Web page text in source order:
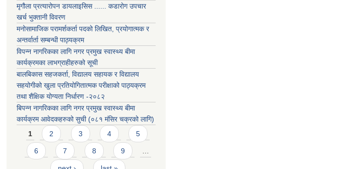
मृगौला प्रत्यारोपन डायलाइसिस ...... कडारोग उपचार
खर्च भुक्तानी विवरण
मनोसामाजिक परामर्शकर्ता पदको लिखित, प्रयोगात्मक र
अन्तर्वार्ता सम्बन्धी पाठ्यक्रम
विपन्न नागरिकका लागि नगर प्रमुख स्वास्थ्य बीमा
कार्यक्रमका लाभग्राहीहरुको सूची
बालबिकास सहजकर्ता, विद्यालय सहायक र विद्यालय
सहयोगीको खुला प्रतियोगितात्मक परीक्षाको पाठ्यक्रम
तथा शैक्षिक योग्यता निर्धारण -२०८२
बिपन्न नागरिकका लागि नगर प्रमुख स्वास्थ्य बीमा
कार्यक्रम आवेदकहरुको सुची (०८१ मंसिर चक्रको लागि)
Pages
1 2 3 4 5
6 7 8 9